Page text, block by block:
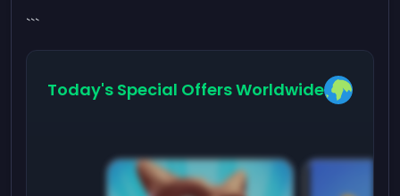
```
Today's Special Offers Worldwide